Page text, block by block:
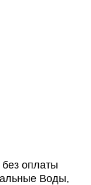
оплаты
Воды,